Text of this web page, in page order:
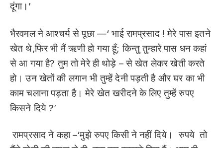
दूंगा।’
भैरवमल ने आश्चर्य से पूछा —‘ भाई रामप्रसाद ! मेरे पास इतने
खेत थे,फिर भी मैं ऋणी हो गया हूँ; किन्तु तुम्हारे पास धन कहां
से आ गया है? तुम तो मेरे ही थोड़े – से खेत लेकर खेती करते
हो। उन खेतों की लगान भी तुम्हें देनी पड़ती है और घर का भी
काम चलाना पड़ता है। मेरे खेत खरीदने के लिए तुम्हें रुपए
किसने दिये ?’
रामप्रसाद ने कहा –‘मुझे रुपए किसी ने नहीं दिये। रुपये तो